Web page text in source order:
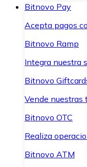
Bitnovo Pay
Acepta pagos
Bitnovo Ramp
Integra nuestra
Bitnovo
Vende nuestras
Bitnovo OTC
Realiza
Bitnovo ATM